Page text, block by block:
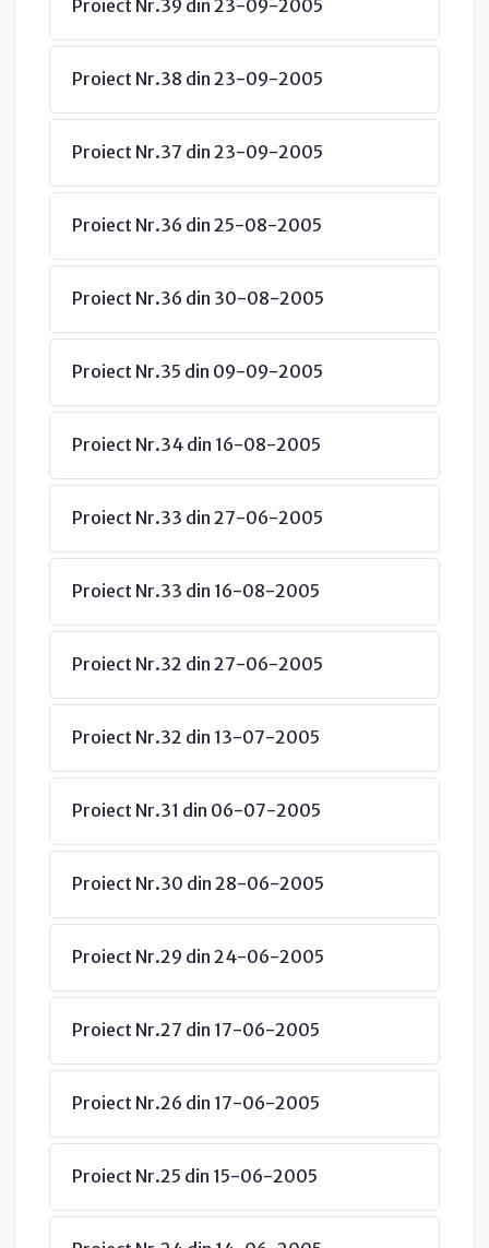
Proiect Nr.39 din 23-09-2005
Proiect Nr.38 din 23-09-2005
Proiect Nr.37 din 23-09-2005
Proiect Nr.36 din 25-08-2005
Proiect Nr.36 din 30-08-2005
Proiect Nr.35 din 09-09-2005
Proiect Nr.34 din 16-08-2005
Proiect Nr.33 din 27-06-2005
Proiect Nr.33 din 16-08-2005
Proiect Nr.32 din 27-06-2005
Proiect Nr.32 din 13-07-2005
Proiect Nr.31 din 06-07-2005
Proiect Nr.30 din 28-06-2005
Proiect Nr.29 din 24-06-2005
Proiect Nr.27 din 17-06-2005
Proiect Nr.26 din 17-06-2005
Proiect Nr.25 din 15-06-2005